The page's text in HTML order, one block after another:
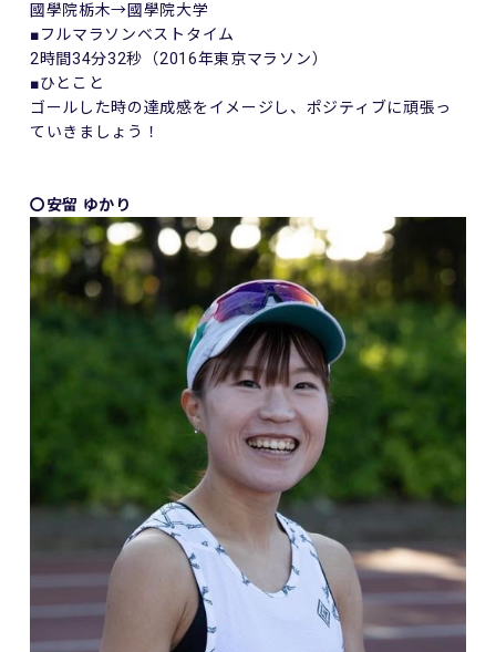
國學院栃木→國學院大学
■フルマラソンベストタイム
2時間34分32秒（2016年東京マラソン）
■ひとこと
ゴールした時の達成感をイメージし、ポジティブに頑張っ
ていきましょう！
〇安留 ゆかり